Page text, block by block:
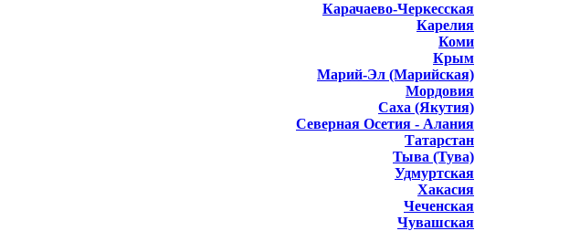
Карачаево-Черкесская
Карелия
Коми
Крым
Марий-Эл (Марийская)
Мордовия
Саха (Якутия)
Северная Осетия - Алания
Татарстан
Тыва (Тува)
Удмуртская
Хакасия
Чеченская
Чувашская